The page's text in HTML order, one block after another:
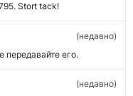
Stort tack!
передавайте его.
недавно
недавно